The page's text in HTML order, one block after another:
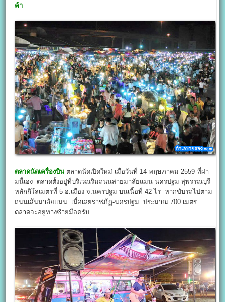
ค้า
ตลาดนัดเครื่องบิน ตลาดนัดเปิดใหม่ เมื่อวันที่ 14 พฤษภาคม 2559 ที่ผ่า
มนี้เอง ตลาดตั้งอยู่ที่บริเวณริมถนนสายมาลัยแมน นครปฐม-สุพรรณบุรี
หลักกิโลเมตรที่ 5 อ.เมือง จ.นครปฐม บนเนื้อที่ 42 ไร่ หากขับรถไปตาม
ถนนเส้นมาลัยแมน เมื่อเลยราชภัฏ-นครปฐม ประมาณ 700 เมตร
ตลาดจะอยู่ทางซ้ายมือครับ